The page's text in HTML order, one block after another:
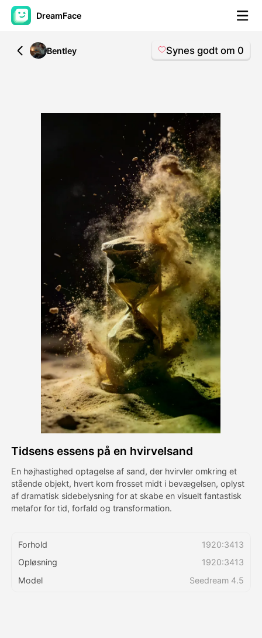
DreamFace
AI-værktøjer
AI video
Andre værktøjer
Se alle værktøjer
Skabeloner
Avatar video
AI video
Foto:
Andre værktøjer
Se alle skabeloner
Galleri
Blog
All
Bentley Synes godt om 0
Tidsens essens på en hvirvelsand
En højhastighed optagelse af sand, der hvirvler omkring et
stående objekt, hvert korn frosset midt i bevægelsen, oplyst
af dramatisk sidebelysning for at skabe en visuelt fantastisk
metafor for tid, forfald og transformation.
Forhold
1920:3413
Opløsning
1920:3413
Model
Seedream 4.5